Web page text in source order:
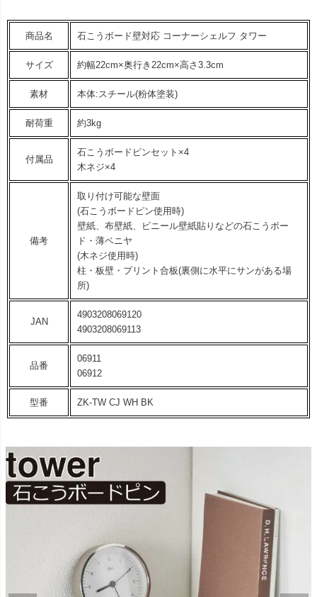
商品名 石こうボード壁対応 コーナーシェルフ タワー
サイズ 約幅22cm×奥行き22cm×高さ3.3cm
素材 本体:スチール(粉体塗装)
耐荷重 約3kg
付属品
石こうボードピンセット×4
木ネジ×4
備考
取り付け可能な壁面
(石こうボードピン使用時)
壁紙、布壁紙、ビニール壁紙貼りなどの石こうボー
ド・薄ベニヤ
(木ネジ使用時)
柱・板壁・プリント合板(裏側に水平にサンがある場
所)
JAN
4903208069120
4903208069113
品番
06911
06912
型番 ZK-TW CJ WH BK